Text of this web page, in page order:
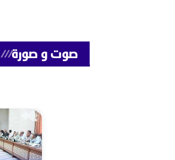
صوت و صورة///